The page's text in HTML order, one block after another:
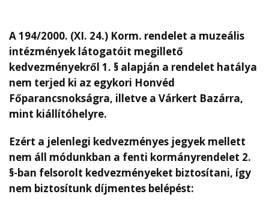
A 194/2000. (XI. 24.) Korm. rendelet a muzeális
intézmények látogatóit megillető
kedvezményekről 1. § alapján a rendelet hatálya
nem terjed ki az egykori Honvéd
Főparancsnokságra, illetve a Várkert Bazárra,
mint kiállítóhelyre.
Ezért a jelenlegi kedvezményes jegyek mellett
nem áll módunkban a fenti kormányrendelet 2.
§-ban felsorolt kedvezményeket biztosítani, így
nem biztosítunk díjmentes belépést: